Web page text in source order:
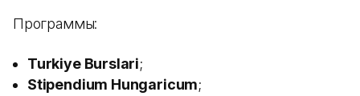
Программы:
Turkiye Burslari;
Stipendium Hungaricum;